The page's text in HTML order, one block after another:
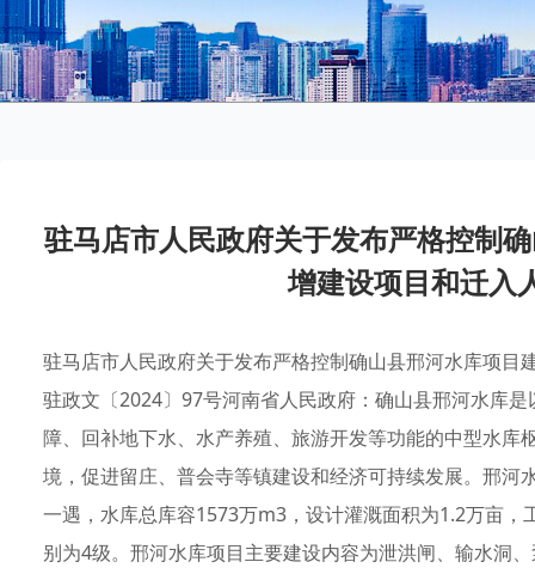
驻马店市人民政府关于发布严格控制
增建设项目和迁入
驻马店市人民政府关于发布严格控制确山县邢河水库项
驻政文〔2024〕97号河南省人民政府：确山县邢河水库
障、回补地下水、水产养殖、旅游开发等功能的中型水
境，促进留庄、普会寺等镇建设和经济可持续发展。邢
一遇，水库总库容1573万m3，设计灌溉面积为1.2万亩
别为4级。邢河水库项目主要建设内容为泄洪闸、输水洞